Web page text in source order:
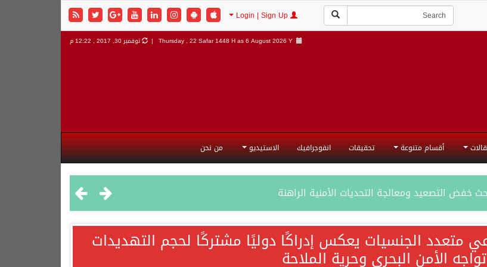
Thursday , 22 Safar 1448 H as6 August 2026 Y | نوفمبر 30, 2017 , 12:22 م
أقسام متنوعة تحقيقات انفوجرافيك الاستيديو من نحن
خفض التصعيد ومعالجة التحديات الأمنية الراهنة
إسرائيل الأحادية في أراضي فلسطين باطلة
متعدد الجنسيات يعكس إدراكًا دوليًا مشتركًا لحجم التهديدات
الأمن البحري وحرية الملاحة